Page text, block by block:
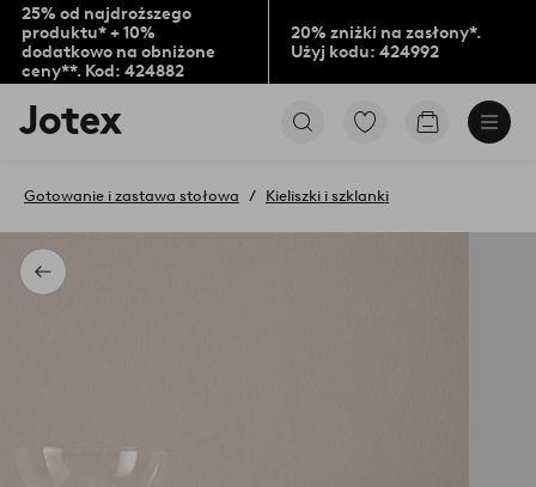
25% od najdroższego
produktu* + 10%
dodatkowo na obniżone
ceny**. Kod: 424882
20% zniżki na zasłony*.
Użyj kodu: 424992
Logo
Jotex
na
stronę
Przejdź
oznaczonych
Przejdź
Powrót
Gotowanie i zastawa stołowa Kieliszki i szklanki